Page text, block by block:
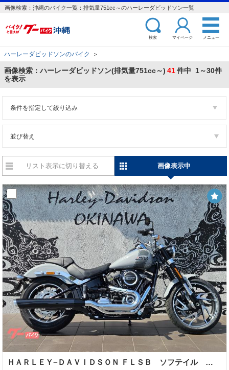
画像検索：沖縄のバイク一覧：排気量751cc～のハーレーダビッドソン一覧
検索 マイページ メニュー
ハーレーダビッドソンのバイク ＞
画像検索：ハーレーダビッドソン(排気量751cc～) 41件中 1～30件
を表示
条件を指定して絞り込み
並び替え
リスト表示に切り替える 画像表示中
ＨＡＲＬＥＹ−ＤＡＶＩＤＳＯＮ ＦＬＳＢ ソフテイル スポーツグライド